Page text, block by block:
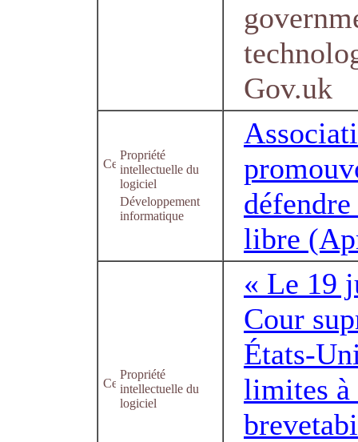
Gov.uk
Propriété
intellectuelle du
logiciel
Développement
informatique
libre
Propriété
intellectuelle du
logiciel
« Le 19
Cour
États-
limites à